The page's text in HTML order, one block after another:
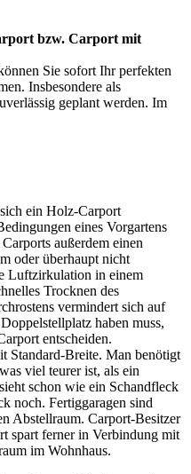
bzw. Carport mit
Sie sofort Ihr perfekten
Insbesondere als
geplant werden. Im
ein Holz-Carport
eines Vorgartens
außerdem einen
oder überhaupt nicht
Luftzirkulation in einem
Trocknen des
vermindert sich auf
haben muss,
entscheiden.
Standard-Breite. Man benötigt
viel teurer ist, als ein
schon wie ein Schandfleck
noch. Fertiggaragen sind
Abstellraum. Carport-Besitzer
spart ferner in Verbindung mit
im Wohnhaus.